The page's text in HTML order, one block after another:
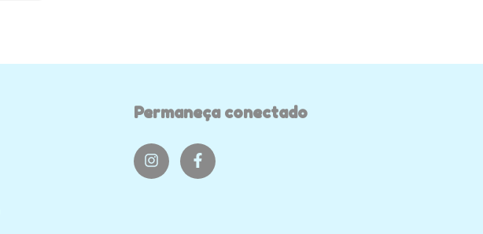
Permaneça conectado